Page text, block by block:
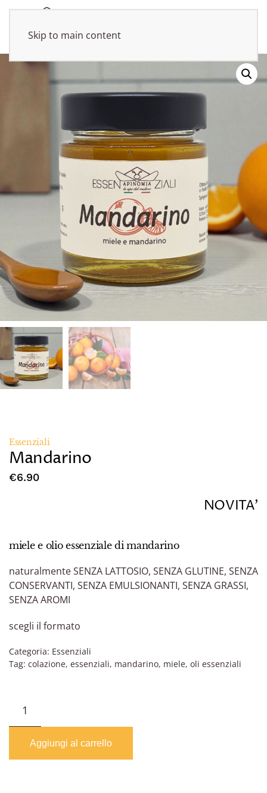
Skip to main content
Essenziali
Mandarino
€6.90
NOVITA’
miele e olio essenziale di mandarino
naturalmente SENZA LATTOSIO, SENZA GLUTINE, SENZA
CONSERVANTI, SENZA EMULSIONANTI, SENZA GRASSI,
SENZA AROMI
scegli il formato
Categoria: Essenziali
Tag: colazione, essenziali, mandarino, miele, oli essenziali
quantità
Aggiungi al carrello